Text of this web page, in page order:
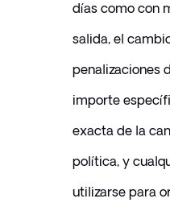
días como con
salida, el
penalizaciones
importe
exacta de la
política, y
utilizarse para